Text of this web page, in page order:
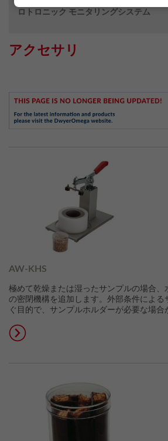
アクセサリ
AW-KHS
極めて乾燥または湿ったサンプルの場合、
の密閉機構を追加します。外部条件による
ぐ目的で、サンプルホルダーが必要な場合
ロトロニック モニタリングシステム